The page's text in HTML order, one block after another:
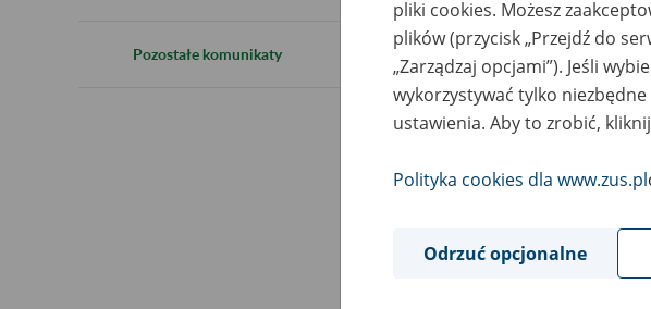
Pozostałe komunikaty
11
czerwca
2024
W związku z
pliki cookies. Możesz
plików (przycisk „Przejdź do
„Zarządzaj opcjami”). Jeśli
wykorzystywać tylko
ustawienia. Aby to zrobić,
Polityka cookies dla www.zus.pl
Odrzuć opcjonalne